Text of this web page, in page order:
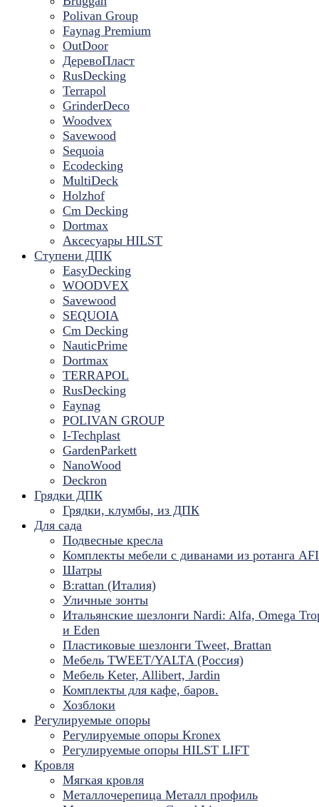
Polivan Group
Faynag Premium
OutDoor
ДеревоПласт
RusDecking
Terrapol
GrinderDeco
Woodvex
Savewood
Sequoia
Ecodecking
MultiDeck
Holzhof
Cm Decking
Dortmax
Аксесуары HILST
Ступени ДПК
EasyDecking
WOODVEX
Savewood
SEQUOIA
Cm Decking
NauticPrime
Dortmax
TERRAPOL
RusDecking
Faynag
POLIVAN GROUP
I-Techplast
GardenParkett
NanoWood
Deckron
Грядки ДПК
Грядки, клумбы, из ДПК
Для сада
Подвесные кресла
Комплекты мебели с диванами из ротанга
Шатры
B:rattan (Италия)
Уличные зонты
Итальянские шезлонги Nardi: Alfa, Omega
и Eden
Пластиковые шезлонги Tweet, Brattan
Мебель TWEET/YALTA (Россия)
Мебель Keter, Allibert, Jardin
Комплекты для кафе, баров.
Хозблоки
Регулируемые опоры
Регулируемые опоры Kronex
Регулируемые опоры HILST LIFT
Кровля
Мягкая кровля
Металлочерепица Металл профиль